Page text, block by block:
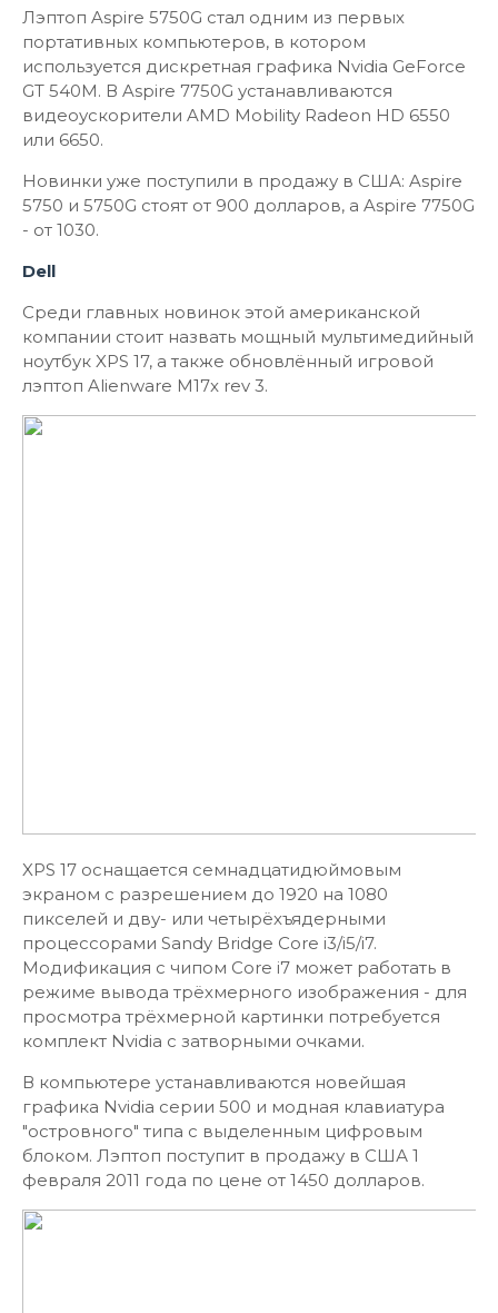
Лэптоп Aspire 5750G стал одним из первых
портативных компьютеров, в котором
используется дискретная графика Nvidia GeForce
GT 540M. В Aspire 7750G устанавливаются
видеоускорители AMD Mobility Radeon HD 6550
или 6650.
Новинки уже поступили в продажу в США: Aspire
5750 и 5750G стоят от 900 долларов, а Aspire 7750G
- от 1030.
Dell
Среди главных новинок этой американской
компании стоит назвать мощный мультимедийный
ноутбук XPS 17, а также обновлённый игровой
лэптоп Alienware M17x rev 3.
XPS 17 оснащается семнадцатидюймовым
экраном с разрешением до 1920 на 1080
пикселей и дву- или четырёхъядерными
процессорами Sandy Bridge Core i3/i5/i7.
Модификация с чипом Core i7 может работать в
режиме вывода трёхмерного изображения - для
просмотра трёхмерной картинки потребуется
комплект Nvidia с затворными очками.
В компьютере устанавливаются новейшая
графика Nvidia серии 500 и модная клавиатура
"островного" типа с выделенным цифровым
блоком. Лэптоп поступит в продажу в США 1
февраля 2011 года по цене от 1450 долларов.